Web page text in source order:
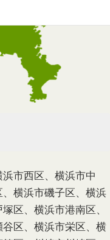
市西区、横浜市中
横浜市磯子区、横浜
区、横浜市港南区、
区、横浜市栄区、横